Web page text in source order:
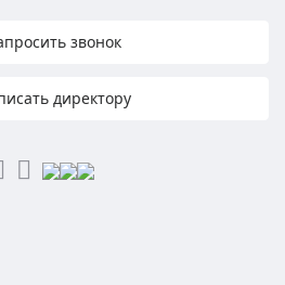
звонок
директору